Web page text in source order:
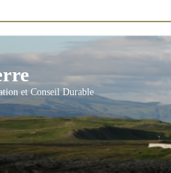
et Conseil Durable